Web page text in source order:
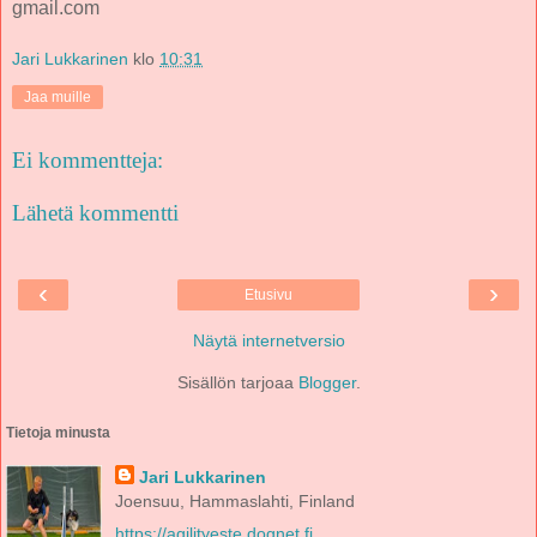
gmail.com
Jari Lukkarinen klo 10:31
Jaa muille
Ei kommentteja:
Lähetä kommentti
‹ ›
Etusivu
Näytä internetversio
Sisällön tarjoaa Blogger.
Tietoja minusta
Jari Lukkarinen
Joensuu, Hammaslahti, Finland